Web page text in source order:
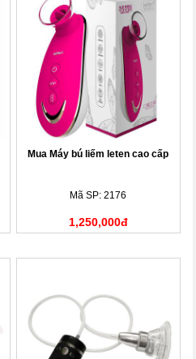
Mua Máy bú liếm leten cao cấp
Mã SP: 2176
1,250,000đ